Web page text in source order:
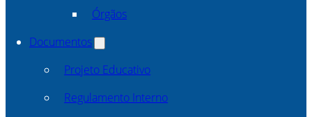
Órgãos
Documentos
Projeto Educativo
Regulamento Interno